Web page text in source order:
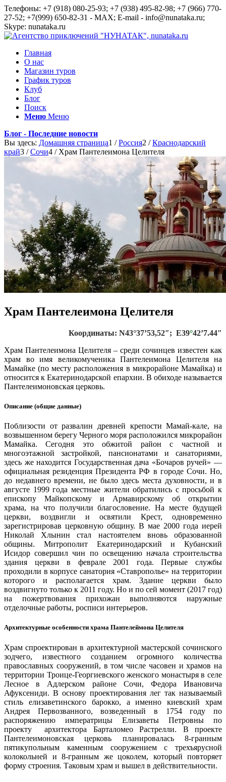
Телефоны: +7 (918) 080-25-93; +7 (938) 495-82-98; +7 (966) 770-
27-52; +7(999) 650-82-31 - MAX; E-mail - info@nunataka.ru;
Skype: nunataka.ru
Главная
О нас
Магазин туров
График туров
Клуб
Блог
Поиск
Меню Меню
Блог - Последние новости
Вы здесь: Домашняя страница1 / Россия2 / Краснодарский
край3 / Сочи4 / Храм Пантелеимона Целителя
Храм Пантелеимона Целителя
Координаты: N43°37’53,52″; E39°42’7.44″
Храм Пантелеимона Целителя – среди сочинцев известен как
храм во имя великомученика Пантелеимона Целителя на
Мамайке (по месту расположения в микрорайоне Мамайка) и
относится к Екатеринодарской епархии. В обиходе называется
Пантелеимоновская церковь.
Описание (общие данные)
Поблизости от развалин древней крепости Мамай-кале, на
возвышенном берегу Черного моря расположился микрорайон
Мамайка. Сегодня это обжитой район с частной и
многоэтажной застройкой, пансионатами и санаториями,
здесь же находится Государственная дача «Бочаров ручей» —
официальная резиденция Президента РФ в городе Сочи. Но,
до недавнего времени, не было здесь места духовности, и в
августе 1999 года местные жители обратились с просьбой к
епископу Майкопскому и Армавирскому об открытии
храма, на что получили благословение. На месте будущей
церкви, воздвигли и освятили Крест, одновременно
зарегистрировав церковную общину. В мае 2000 года иерей
Николай Хлынин стал настоятелем вновь образованной
общины. Митрополит Екатеринодарский и Кубанский
Исидор совершил чин по освещению начала строительства
здания церкви в феврале 2001 года. Первые службы
проходили в корпусе санатория «Ставрополье» на территории
которого и располагается храм. Здание церкви было
воздвигнуто только к 2011 году. Но и по сей момент (2017 год)
на пожертвования прихожан выполняются наружные
отделочные работы, росписи интерьеров.
Архитектурные особенности храма Пантелеймона Целителя
Храм спроектирован в архитектурной мастерской сочинского
зодчего, известного созданием огромного количества
православных сооружений, в том числе часовен и храмов на
территории Троице-Георгиевского женского монастыря в селе
Лесное в Адлерском районе Сочи, Федора Ивановича
Афуксениди. В основу проектирования лег так называемый
стиль елизаветинского барокко, а именно киевский храм
Андрея Первозванного, возведенный в 1754 году по
распоряжению императрицы Елизаветы Петровны по
проекту архитектора Барталомео Растрелли. В проекте
Пантелеимоновская церковь планировалась 8-гранным
пятикупольным каменным сооружением с трехъярусной
колокольней и 8-гранным же цоколем, который повторяет
форму строения. Таковым храм и вышел в действительности.